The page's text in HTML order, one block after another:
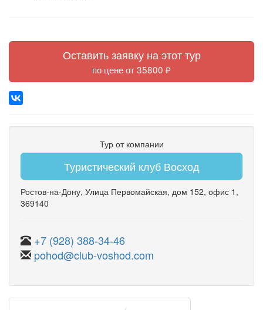
Оставить заявку на этот тур
по цене от 35800 ₽
Тур от компании
Туристический клуб Восход
Ростов-на-Дону, Улица Первомайская, дом 152, офис 1 ,
369140
+7 (928) 388-34-46
pohod@club-voshod.com